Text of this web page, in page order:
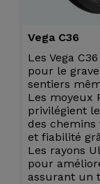
Vega C36
Les Vega
pour le
sentiers
Les moyeux
privilégient
des
et fiabilité
Les rayons
pour
assurant un